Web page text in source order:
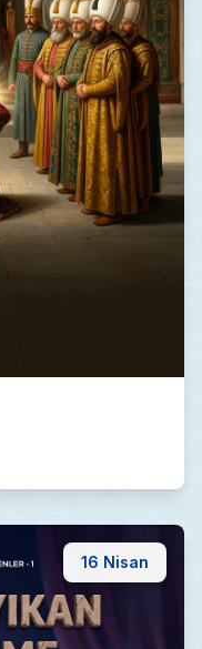
16 Nisan